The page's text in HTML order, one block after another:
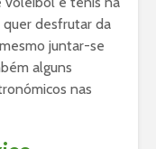
desfrutar da
juntar-se
alguns
nas